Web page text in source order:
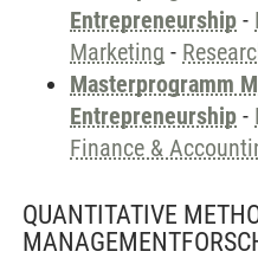
Entrepreneurship -
Marketing -
Masterprogramm
Entrepreneurship -
Finance &
QUANTITATIVE